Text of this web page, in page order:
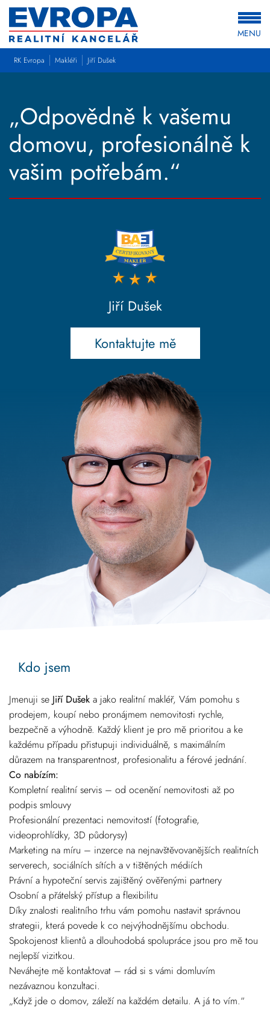
MENU
RK Evropa Makléři Jiří Dušek
„Odpovědně k vašemu
domovu, profesionálně k
vašim potřebám.“
Jiří Dušek
Kontaktujte mě
Kdo jsem
Jmenuji se Jiří Dušek a jako realitní makléř, Vám pomohu s
prodejem, koupí nebo pronájmem nemovitosti rychle,
bezpečně a výhodně. Každý klient je pro mě prioritou a ke
každému případu přistupuji individuálně, s maximálním
důrazem na transparentnost, profesionalitu a férové jednání.
Co nabízím:
Kompletní realitní servis – od ocenění nemovitosti až po
podpis smlouvy
Profesionální prezentaci nemovitostí (fotografie,
videoprohlídky, 3D půdorysy)
Marketing na míru – inzerce na nejnavštěvovanějších realitních
serverech, sociálních sítích a v tištěných médiích
Právní a hypoteční servis zajištěný ověřenými partnery
Osobní a přátelský přístup a flexibilitu
Díky znalosti realitního trhu vám pomohu nastavit správnou
strategii, která povede k co nejvýhodnějšímu obchodu.
Spokojenost klientů a dlouhodobá spolupráce jsou pro mě tou
nejlepší vizitkou.
Neváhejte mě kontaktovat – rád si s vámi domluvím
nezávaznou konzultaci.
„Když jde o domov, záleží na každém detailu. A já to vím.“